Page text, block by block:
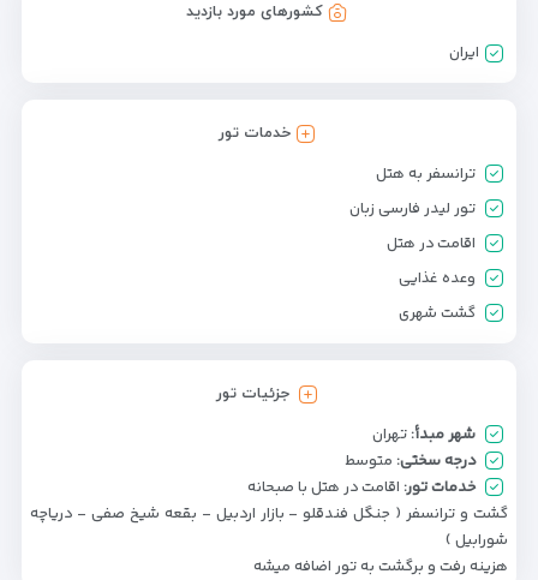
کشورهای مورد بازدید
ایران
خدمات تور
ترانسفر به هتل
تور لیدر فارسی زبان
اقامت در هتل
وعده غذایی
گشت شهری
جزئیات تور
شهر مبدأ: تهران
درجه سختی: متوسط
خدمات تور: اقامت در هتل با صبحانه
گشت و ترانسفر ( جنگل فندقلو - بازار اردبیل - بقعه شیخ صفی - دریاچه
شورابیل )
هزینه رفت و برگشت به تور اضافه میشه